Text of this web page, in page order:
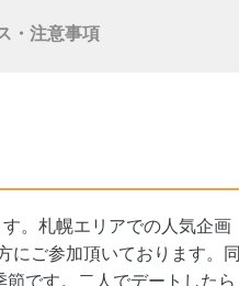
・注意事項
。札幌エリアでの人気企画
にご参加頂いております。同
です。二人でデートしたら